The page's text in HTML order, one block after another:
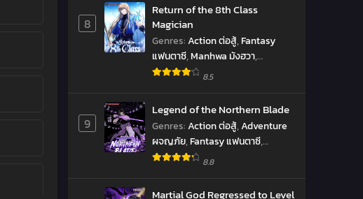
ธรรมชาติ,SyStem ระบบ,มังงะ
ราชันยมทูต
8
Return of the 8th Class
Magician
Genres:Action ต่อสู้,Fantasy
แฟนตาซี,Manhwa มังฮวา,
Shounen โชเน็น
8.5
9
Legend of the Northern Blade
Genres:Action ต่อสู้,Adventure
ผจญภัย,Fantasy แฟนตาซี,
Manhwa มังฮวา
8.8
Martial God Regressed to Level